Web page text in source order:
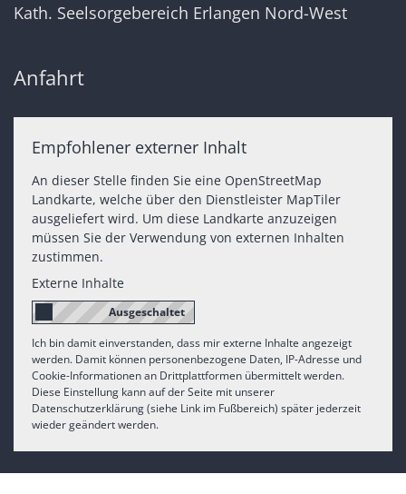
Kath. Seelsorgebereich Erlangen Nord-West
Anfahrt
Empfohlener externer Inhalt
An dieser Stelle finden Sie eine OpenStreetMap
Landkarte, welche über den Dienstleister MapTiler
ausgeliefert wird. Um diese Landkarte anzuzeigen
müssen Sie der Verwendung von externen Inhalten
zustimmen.
Externe Inhalte
Ich bin damit einverstanden, dass mir externe Inhalte angezeigt
werden. Damit können personenbezogene Daten, IP-Adresse und
Cookie-Informationen an Drittplattformen übermittelt werden.
Diese Einstellung kann auf der Seite mit unserer
Datenschutzerklärung (siehe Link im Fußbereich) später jederzeit
wieder geändert werden.